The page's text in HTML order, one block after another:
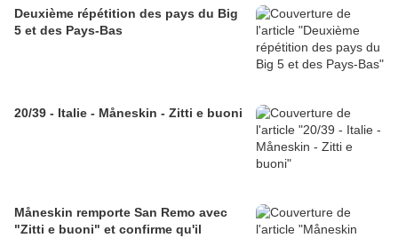
Deuxième répétition des pays du Big
5 et des Pays-Bas
20/39 - Italie - Måneskin - Zitti e buoni
Måneskin remporte San Remo avec
"Zitti e buoni" et confirme qu'il